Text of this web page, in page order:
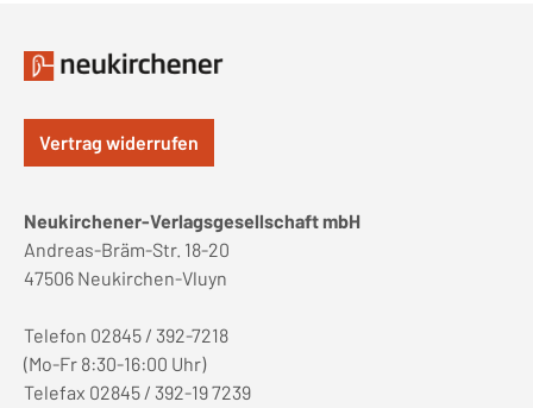
Vertrag widerrufen
Neukirchener-Verlagsgesellschaft mbH
Andreas-Bräm-Str. 18-20
47506 Neukirchen-Vluyn
Telefon 02845 / 392-7218
(Mo-Fr 8:30-16:00 Uhr)
Telefax 02845 / 392-19 7239